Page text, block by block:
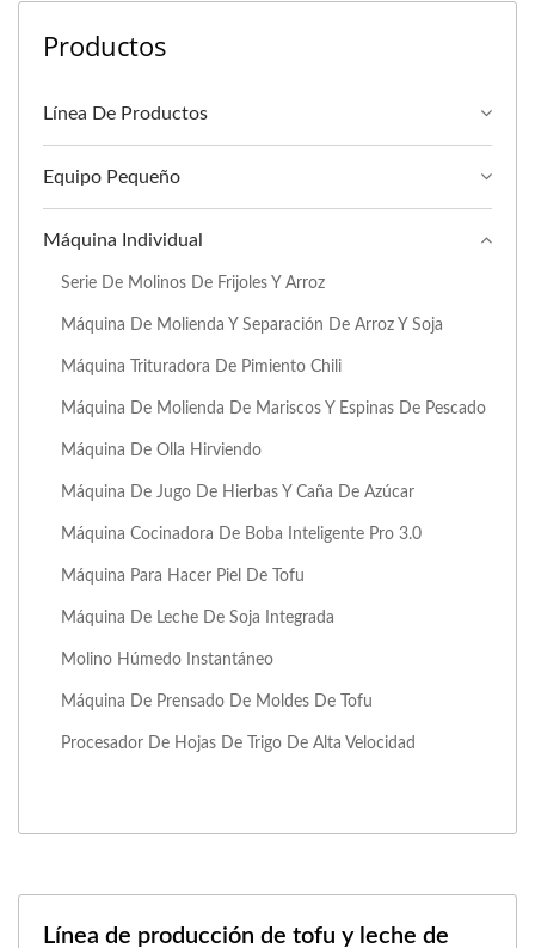
Productos
Línea De Productos
Equipo Pequeño
Máquina Individual
Serie De Molinos De Frijoles Y Arroz
Máquina De Molienda Y Separación De Arroz Y Soja
Máquina Trituradora De Pimiento Chili
Máquina De Molienda De Mariscos Y Espinas De Pescado
Máquina De Olla Hirviendo
Máquina De Jugo De Hierbas Y Caña De Azúcar
Máquina Cocinadora De Boba Inteligente Pro 3.0
Máquina Para Hacer Piel De Tofu
Máquina De Leche De Soja Integrada
Molino Húmedo Instantáneo
Máquina De Prensado De Moldes De Tofu
Procesador De Hojas De Trigo De Alta Velocidad
Línea de producción de tofu y leche de